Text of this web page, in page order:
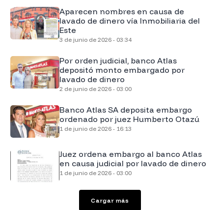
Aparecen nombres en causa de
lavado de dinero vía Inmobiliaria del
Este
3 de junio de 2026 - 03:34
Por orden judicial, banco Atlas
depositó monto embargado por
lavado de dinero
2 de junio de 2026 - 03:00
Banco Atlas SA deposita embargo
ordenado por juez Humberto Otazú
1 de junio de 2026 - 16:13
Juez ordena embargo al banco Atlas
en causa judicial por lavado de dinero
1 de junio de 2026 - 03:00
Cargar más